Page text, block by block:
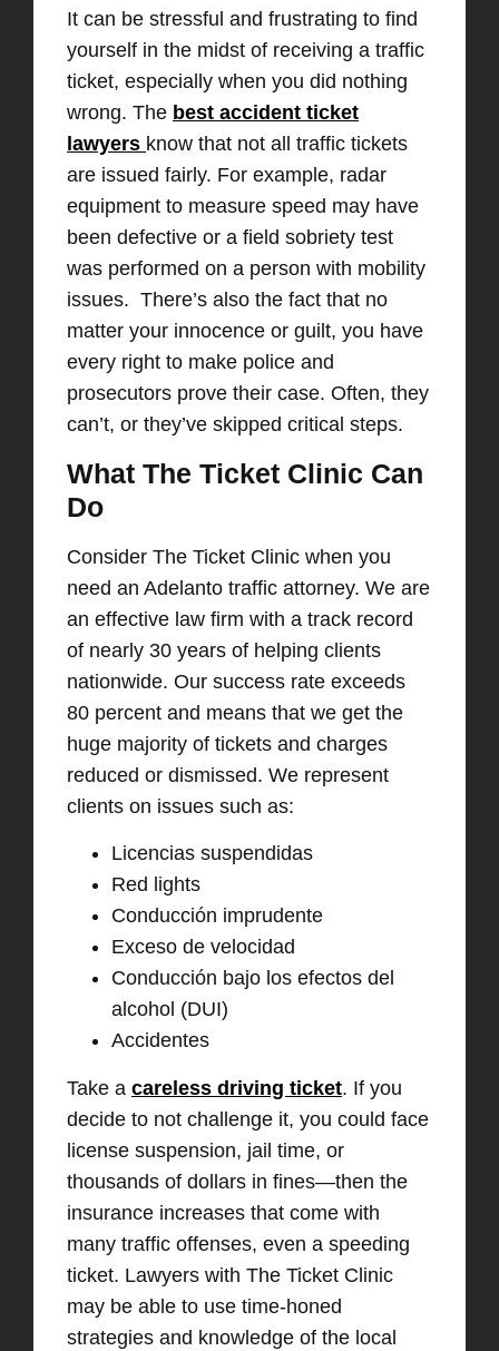
It can be stressful and frustrating to find
yourself in the midst of receiving a traffic
ticket, especially when you did nothing
wrong. The best accident ticket
lawyers know that not all traffic tickets
are issued fairly. For example, radar
equipment to measure speed may have
been defective or a field sobriety test
was performed on a person with mobility
issues. There’s also the fact that no
matter your innocence or guilt, you have
every right to make police and
prosecutors prove their case. Often, they
can’t, or they’ve skipped critical steps.
What The Ticket Clinic Can
Do
Consider The Ticket Clinic when you
need an Adelanto traffic attorney. We are
an effective law firm with a track record
of nearly 30 years of helping clients
nationwide. Our success rate exceeds
80 percent and means that we get the
huge majority of tickets and charges
reduced or dismissed. We represent
clients on issues such as:
Licencias suspendidas
Red lights
Conducción imprudente
Exceso de velocidad
Conducción bajo los efectos del
alcohol (DUI)
Accidentes
Take a careless driving ticket. If you
decide to not challenge it, you could face
license suspension, jail time, or
thousands of dollars in fines—then the
insurance increases that come with
many traffic offenses, even a speeding
ticket. Lawyers with The Ticket Clinic
may be able to use time-honed
strategies and knowledge of the local